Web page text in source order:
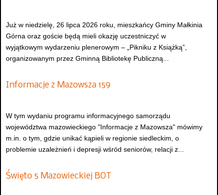
Już w niedzielę, 26 lipca 2026 roku, mieszkańcy Gminy Małkinia
Górna oraz goście będą mieli okazję uczestniczyć w
wyjątkowym wydarzeniu plenerowym – „Pikniku z Książką”,
organizowanym przez Gminną Bibliotekę Publiczną...
Informacje z Mazowsza 159
W tym wydaniu programu informacyjnego samorządu
województwa mazowieckiego "Informacje z Mazowsza" mówimy
m.in. o tym, gdzie unikać kąpieli w regionie siedleckim, o
problemie uzależnień i depresji wśród seniorów, relacji z...
Święto 5 Mazowieckiej BOT